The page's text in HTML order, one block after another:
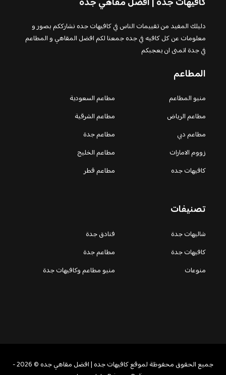
دليلك المفيد من تقييمات الناس في كافيهات جده نشارككم بصور و
معلومات عن كل كافيه في جده جمعنا لكم افضل المقاهي و المطاعم
في جدة اتمنى ان يعجبكم
المطاعم
منيو المطاعم
مطاعم السعودية
مطاعم الرياض
مطاعم الشرقية
مطاعم دبي
مطاعم جدة
زووم الامارات
مطاعم الخليج
كافيهات جده
مطاعم قطر
تصنيفات
شاليهات جدة
فنادق جدة
كافيهات جدة
مطاعم جدة
منوعات
منيو مطاعم وكافيهات جدة
جميع الحقوق محفوظة لموقع كافيهات جده | افضل مقاهي جده © 2026 -